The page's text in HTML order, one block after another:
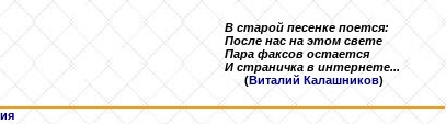
В старой песенке поется:
После нас на этом свете
Пара факсов остается
И страничка в интернете...
(Виталий Калашников)